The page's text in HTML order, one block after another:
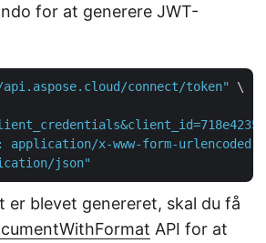
for at generere JWT-
connect/token"
\
application/x-www-form-urlencoded"
json"
er blevet genereret, skal du få
API for at